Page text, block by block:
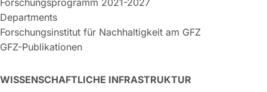
Departments
Forschungsinstitut für Nachhaltigkeit am GFZ
GFZ-Publikationen
WISSENSCHAFTLICHE INFRASTRUKTUR